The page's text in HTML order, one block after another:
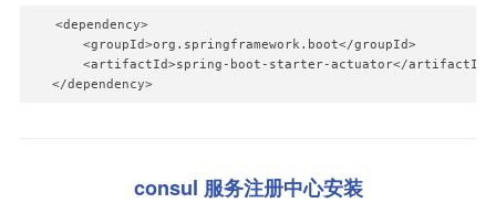
   <dependency>
       <groupId>org.springframework.boot</groupId>
       <artifactId>spring-boot-starter-actuator</artifactId>
   </dependency>
consul 服务注册中心安装